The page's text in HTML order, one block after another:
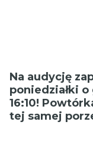
Na audycję
poniedziałki
16:10!
tej samej